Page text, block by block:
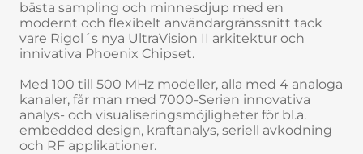
bästa sampling och minnesdjup med en
modernt och flexibelt användargränssnitt tack
vare Rigol´s nya UltraVision II arkitektur och
innivativa Phoenix Chipset.
Med 100 till 500 MHz modeller, alla med 4 analoga
kanaler, får man med 7000-Serien innovativa
analys- och visualiseringsmöjligheter för bl.a.
embedded design, kraftanalys, seriell avkodning
och RF applikationer.